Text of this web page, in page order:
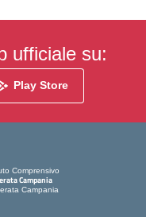
ufficiale su:
Play Store
Comprensivo
Campania
Campania